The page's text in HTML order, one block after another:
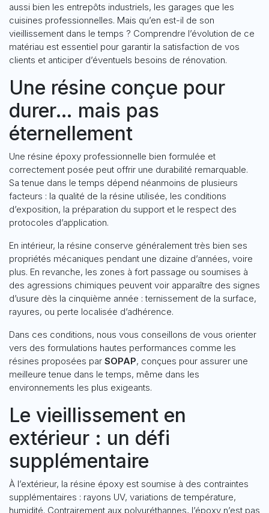
aussi bien les entrepôts industriels, les garages que les
cuisines professionnelles. Mais qu’en est-il de son
vieillissement dans le temps ? Comprendre l’évolution de ce
matériau est essentiel pour garantir la satisfaction de vos
clients et anticiper d’éventuels besoins de rénovation.
Une résine conçue pour
durer… mais pas
éternellement
Une résine époxy professionnelle bien formulée et
correctement posée peut offrir une durabilité remarquable.
Sa tenue dans le temps dépend néanmoins de plusieurs
facteurs : la qualité de la résine utilisée, les conditions
d’exposition, la préparation du support et le respect des
protocoles d’application.
En intérieur, la résine conserve généralement très bien ses
propriétés mécaniques pendant une dizaine d’années, voire
plus. En revanche, les zones à fort passage ou soumises à
des agressions chimiques peuvent voir apparaître des signes
d’usure dès la cinquième année : ternissement de la surface,
rayures, ou perte localisée d’adhérence.
Dans ces conditions, nous vous conseillons de vous orienter
vers des formulations hautes performances comme les
résines proposées par SOPAP, conçues pour assurer une
meilleure tenue dans le temps, même dans les
environnements les plus exigeants.
Le vieillissement en
extérieur : un défi
supplémentaire
À l’extérieur, la résine époxy est soumise à des contraintes
supplémentaires : rayons UV, variations de température,
humidité. Contrairement aux polyuréthannes, l’époxy n’est pas